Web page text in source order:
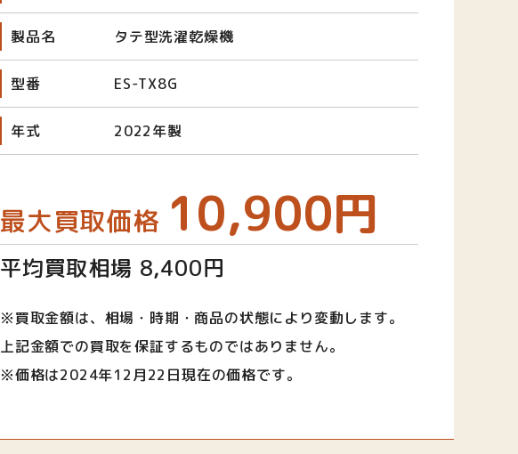
製品名 タテ型洗濯乾燥機
型番 ES-TX8G
年式 2022年製
最大買取価格 10,900円
平均買取相場 8,400円
※買取金額は、相場・時期・商品の状態により変動します。
上記金額での買取を保証するものではありません。
※価格は2024年12月22日現在の価格です。